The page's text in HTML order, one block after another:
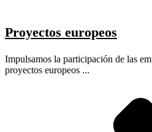
Proyectos europeos
Impulsamos la participación de las
proyectos europeos ...